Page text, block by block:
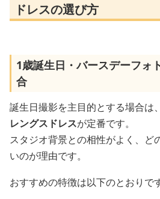
ドレスの選び方
1歳誕生日・バースデーフォ
合
誕生日撮影を主目的とする場合は、
レングスドレスが定番です。
スタジオ背景との相性がよく、ど
いのが理由です。
おすすめの特徴は以下のとおりです